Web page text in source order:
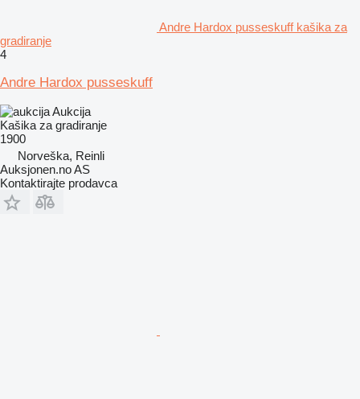
Andre Hardox pusseskuff kašika za
gradiranje
4
Andre Hardox pusseskuff
Aukcija
Kašika za gradiranje
1900
Norveška, Reinli
Auksjonen.no AS
Kontaktirajte prodavca